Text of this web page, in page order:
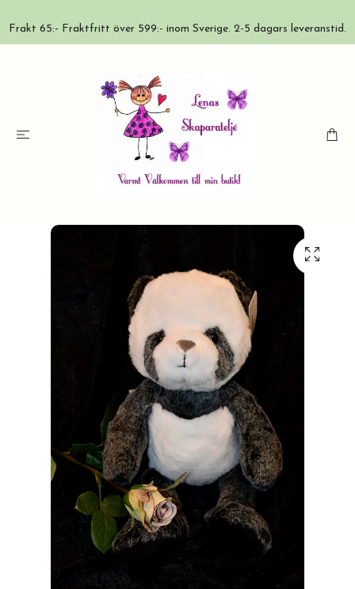
Frakt 65:- Fraktfritt över 599:- inom Sverige. 2-5 dagars leveranstid.